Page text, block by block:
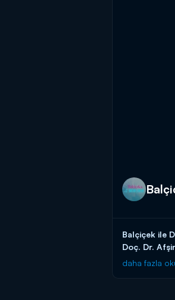
Balçiçek ile
Doç. Dr.
Koronavirüs
daha fazla